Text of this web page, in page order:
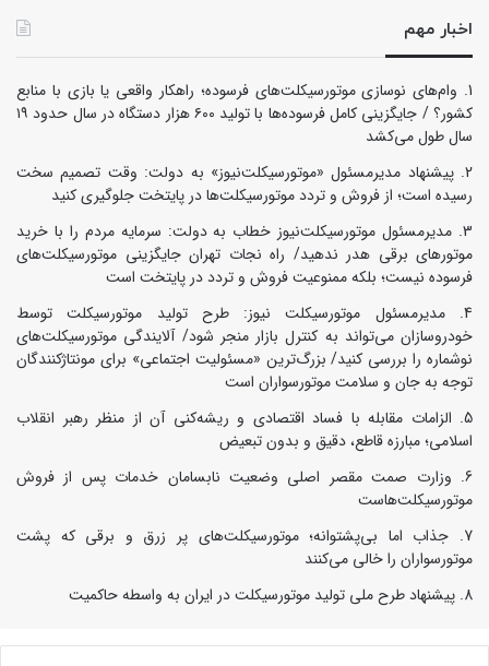
اخبار مهم
وام‌های نوسازی موتورسیکلت‌های فرسوده؛ راهکار واقعی یا بازی با منابع
کشور؟ / جایگزینی کامل فرسوده‌ها با تولید ۶۰۰ هزار دستگاه در سال حدود ۱۹
سال طول می‌کشد
پیشنهاد مدیرمسئول «موتورسیکلت‌نیوز» به دولت: وقت تصمیم سخت
رسیده است؛ از فروش و تردد موتورسیکلت‌ها در پایتخت جلوگیری کنید
مدیرمسئول موتورسیکلت‌نیوز خطاب به دولت: سرمایه مردم را با خرید
موتورهای برقی هدر ندهید/ راه نجات تهران جایگزینی موتورسیکلت‌های
فرسوده نیست؛ بلکه ممنوعیت فروش و تردد در پایتخت است
مدیرمسئول موتورسیکلت نیوز: طرح تولید موتورسیکلت توسط
خودروسازان می‌تواند به کنترل بازار منجر شود/ آلایندگی موتورسیکلت‌های
نوشماره را بررسی کنید/ بزرگ‌ترین «مسئولیت اجتماعی» برای مونتاژکنندگان
توجه به جان و سلامت موتورسواران است
الزامات مقابله با فساد اقتصادی و ریشه‌کنی آن از منظر رهبر انقلاب
اسلامی؛ مبارزه قاطع، دقیق و بدون تبعیض
وزارت صمت مقصر اصلی وضعیت نابسامان خدمات پس از فروش
موتورسیکلت‌هاست
جذاب اما بی‌پشتوانه؛ موتورسیکلت‌های پر زرق‌ و برقی که پشت
موتورسواران را خالی می‌کنند
پیشنهاد طرح ملی تولید موتورسیکلت در ایران به واسطه حاکمیت